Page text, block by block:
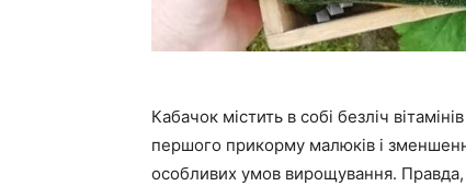
Кабачок містить в собі безліч
першого прикорму малюків і
особливих умов вирощування.